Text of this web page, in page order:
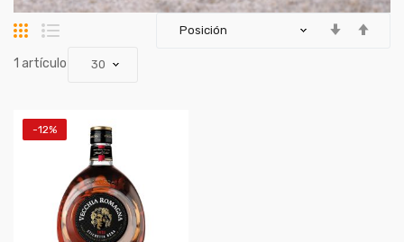
Parrilla
1 artículo
-12%